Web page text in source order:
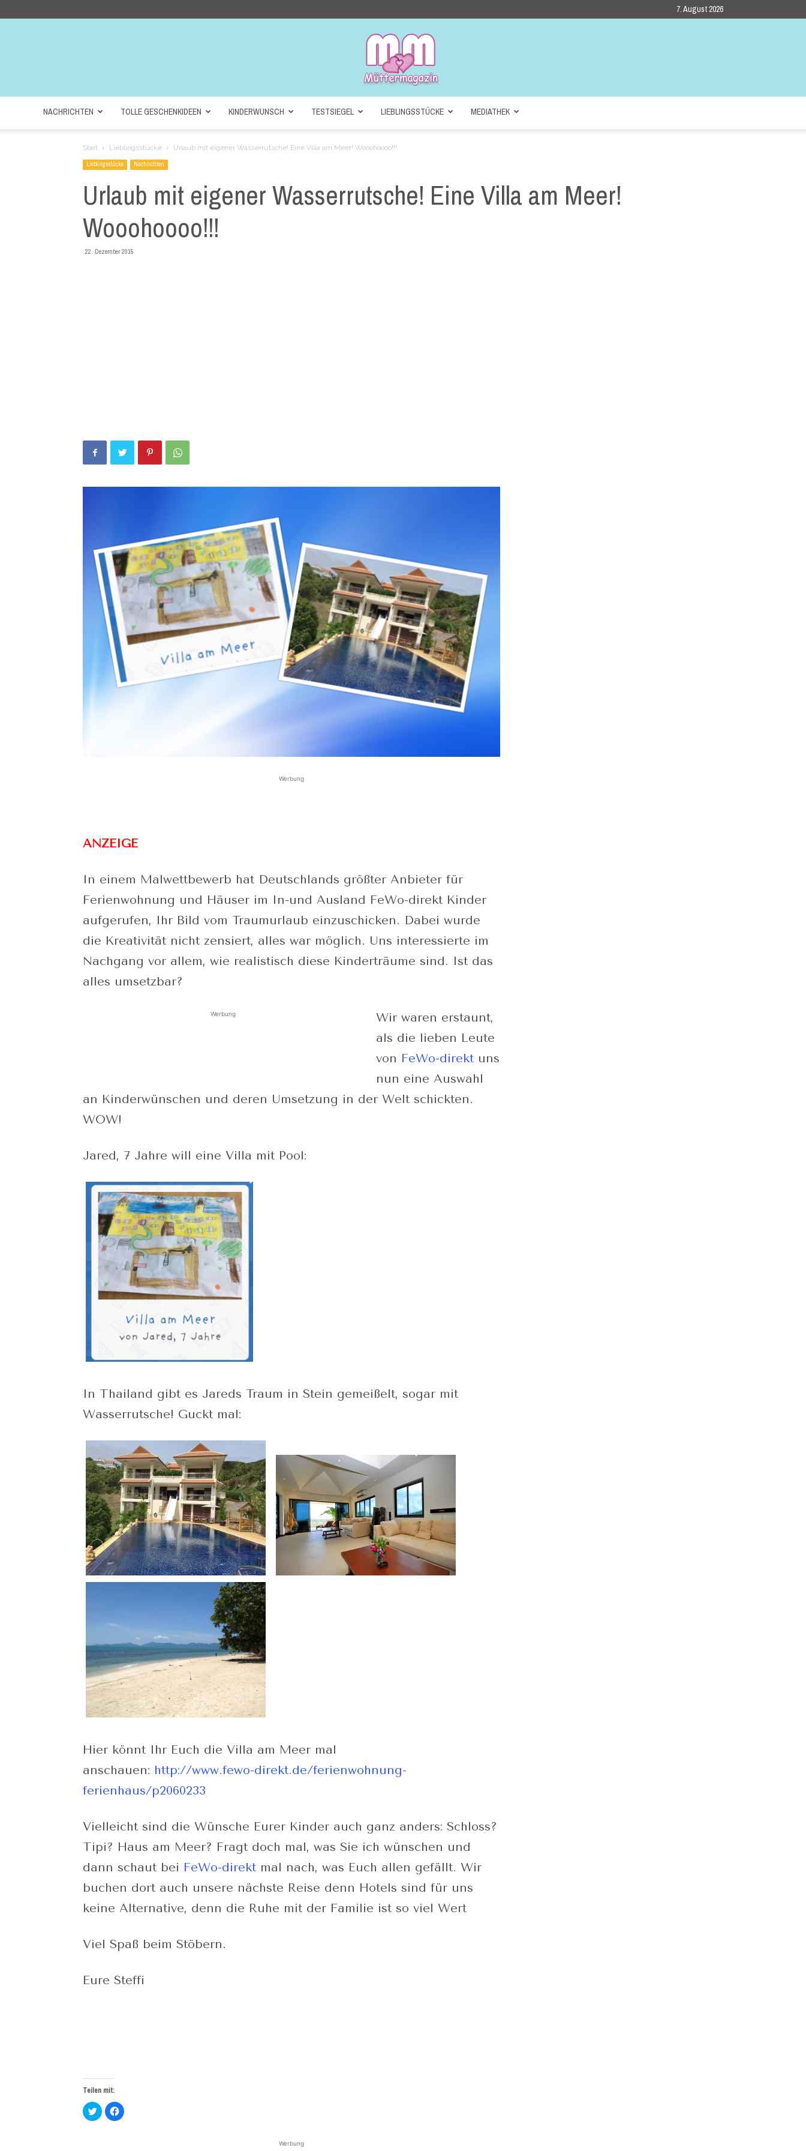
7. August 2026
NACHRICHTEN TOLLE GESCHENKIDEEN KINDERWUNSCH TESTSIEGEL LIEBLINGSSTÜCKE MEDIATHEK
Start Lieblingsstücke Urlaub mit eigener Wasserrutsche! Eine Villa am Meer! Wooohoooo!!!
Lieblingsstücke Nachrichten
Urlaub mit eigener Wasserrutsche! Eine Villa am Meer!
Wooohoooo!!!
22. Dezember 2015
Werbung
ANZEIGE
In einem Malwettbewerb hat Deutschlands größter Anbieter für
Ferienwohnung und Häuser im In-und Ausland FeWo-direkt Kinder
aufgerufen, Ihr Bild vom Traumurlaub einzuschicken. Dabei wurde
die Kreativität nicht zensiert, alles war möglich. Uns interessierte im
Nachgang vor allem, wie realistisch diese Kinderträume sind. Ist das
alles umsetzbar?
Werbung
Wir waren erstaunt,
als die lieben Leute
von FeWo-direkt uns
nun eine Auswahl
an Kinderwünschen und deren Umsetzung in der Welt schickten.
WOW!
Jared, 7 Jahre will eine Villa mit Pool:
In Thailand gibt es Jareds Traum in Stein gemeißelt, sogar mit
Wasserrutsche! Guckt mal:
Hier könnt Ihr Euch die Villa am Meer mal
anschauen: http://www.fewo-direkt.de/ferienwohnung-
ferienhaus/p2060233
Vielleicht sind die Wünsche Eurer Kinder auch ganz anders: Schloss?
Tipi? Haus am Meer? Fragt doch mal, was Sie ich wünschen und
dann schaut bei FeWo-direkt mal nach, was Euch allen gefällt. Wir
buchen dort auch unsere nächste Reise denn Hotels sind für uns
keine Alternative, denn die Ruhe mit der Familie ist so viel Wert
Viel Spaß beim Stöbern.
Eure Steffi
Teilen mit:
Klick,
um
über
Klick,
um
Werbung